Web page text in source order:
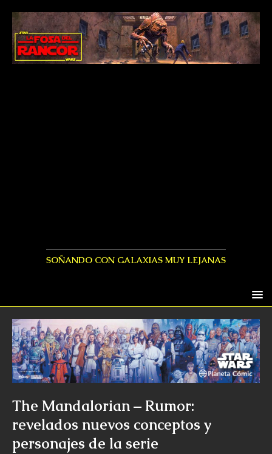
SOÑANDO CON GALAXIAS MUY LEJANAS
The Mandalorian – Rumor:
revelados nuevos conceptos y
personajes de la serie